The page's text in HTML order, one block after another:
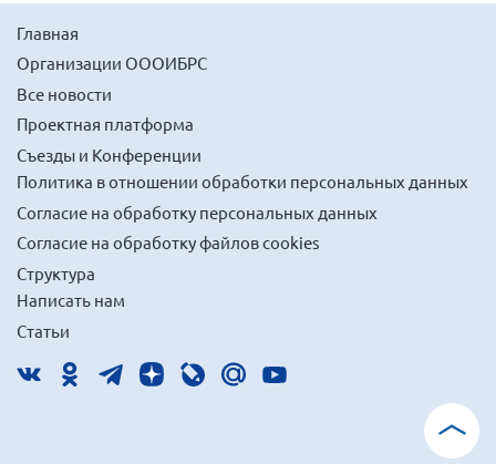
Главная
Организации ОООИБРС
Все новости
Проектная платформа
Съезды и Конференции
Политика в отношении обработки персональных данных
Согласие на обработку персональных данных
Согласие на обработку файлов cookies
Структура
Написать нам
Статьи